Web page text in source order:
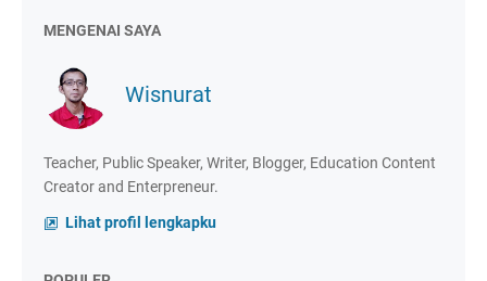
MENGENAI SAYA
Wisnurat
Teacher, Public Speaker, Writer, Blogger, Education Content
Creator and Enterpreneur.
Lihat profil lengkapku